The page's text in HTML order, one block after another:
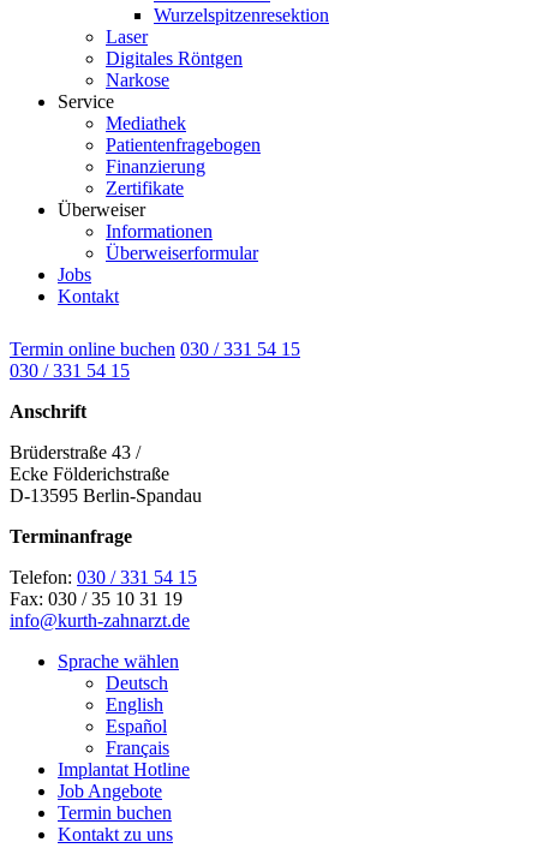
Wurzelspitzenresektion
Laser
Digitales Röntgen
Narkose
Service
Mediathek
Patientenfragebogen
Finanzierung
Zertifikate
Überweiser
Informationen
Überweiserformular
Jobs
Kontakt
Termin online buchen 030 / 331 54 15
030 / 331 54 15
Anschrift
Brüderstraße 43 /
Ecke Földerichstraße
D-13595 Berlin-Spandau
Terminanfrage
Telefon: 030 / 331 54 15
Fax: 030 / 35 10 31 19
info@kurth-zahnarzt.de
Sprache wählen
Deutsch
English
Español
Français
Implantat Hotline
Job Angebote
Termin buchen
Kontakt zu uns